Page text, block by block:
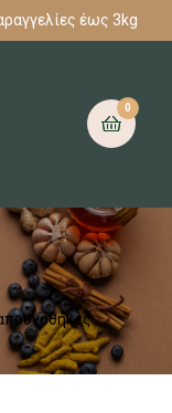
έως 3kg
0